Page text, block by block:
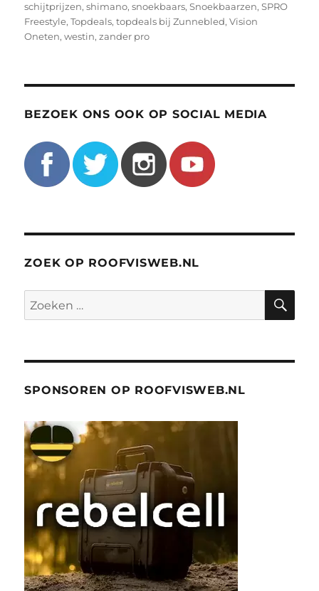
schijtprijzen,shimano,snoekbaars,Snoekbaarzen,SPRO
Freestyle,Topdeals,topdeals bij Zunnebled,Vision
Oneten,westin,zander pro
BEZOEK ONS OOK OP SOCIAL MEDIA
ZOEK OP ROOFVISWEB.NL
Zoeken
naar:
SPONSOREN OP ROOFVISWEB.NL